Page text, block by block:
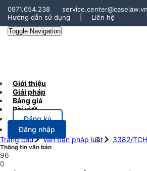
0971.654.238
service.center@caselaw.vn
Hướng dẫn sử dụng
Liên hệ
Toggle Navigation
Giới thiệu
Giải pháp
Bảng giá
Bài viết
Đăng ký
Đăng nhập
Trang chủ
Văn bản pháp luật 3382/
Thông tin văn bản
96
0